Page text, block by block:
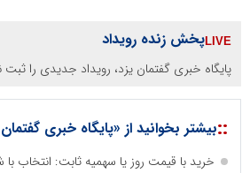
پخش زنده رویداد
پایگاه خبری گفتمان یزد، رویداد جدیدی را
::بیشتر بخوانید از «پایگاه خبری
خرید با قیمت روز یا سهمیه ثابت: انتخاب